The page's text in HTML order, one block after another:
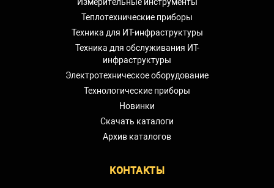
Теплотехнические приборы
Техника для ИТ-инфраструктуры
Техника для обслуживания ИТ-
инфраструктуры
Электротехническое оборудование
Технологические приборы
Новинки
Скачать каталоги
Архив каталогов
КОНТАКТЫ